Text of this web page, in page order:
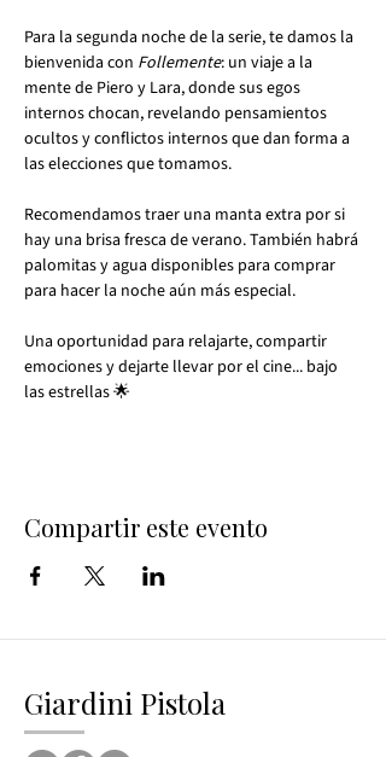
Para la segunda noche de la serie, te damos la
bienvenida con Follemente: un viaje a la
mente de Piero y Lara, donde sus egos
internos chocan, revelando pensamientos
ocultos y conflictos internos que dan forma a
las elecciones que tomamos.
Recomendamos traer una manta extra por si
hay una brisa fresca de verano. También habrá
palomitas y agua disponibles para comprar
para hacer la noche aún más especial.
Una oportunidad para relajarte, compartir
emociones y dejarte llevar por el cine... bajo
las estrellas 🌟
Compartir este evento
Giardini Pistola